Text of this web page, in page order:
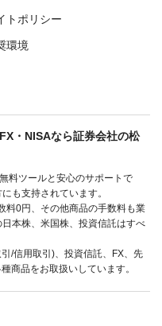
トポリシー
環境
・NISAなら証券会社の松
料ツールと安心のサポートで
も支持されています。
料0円、その他商品の手数料も業
本株、米国株、投資信託はすべ
/信用取引)、投資信託、FX、先
商品をお取扱いしています。